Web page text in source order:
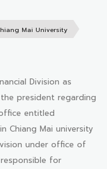
Mai University
Division as
president regarding
entitled
Chiang Mai university
under office of
for